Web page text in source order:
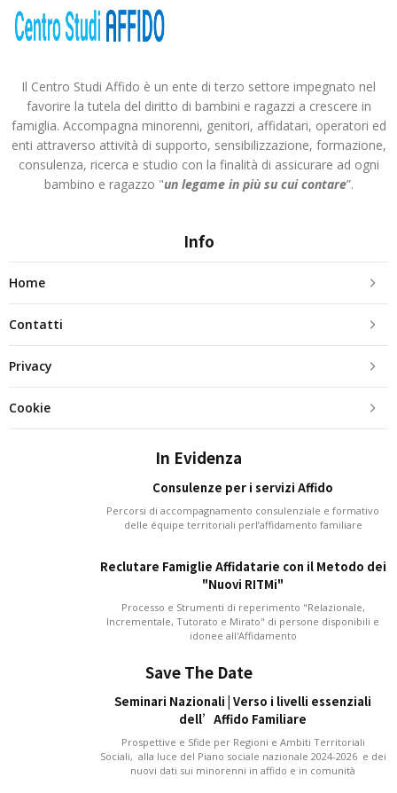
Il Centro Studi Affido è un ente di terzo settore impegnato nel
favorire la tutela del diritto di bambini e ragazzi a crescere in
famiglia. Accompagna minorenni, genitori, affidatari, operatori ed
enti attraverso attività di supporto, sensibilizzazione, formazione,
consulenza, ricerca e studio con la finalità di assicurare ad ogni
bambino e ragazzo "un legame in più su cui contare”.
Info
Home
Contatti
Privacy
Cookie
In Evidenza
Consulenze per i servizi Affido
Percorsi di accompagnamento consulenziale e formativo
delle équipe territoriali perl’affidamento familiare
Reclutare Famiglie Affidatarie con il Metodo dei
"Nuovi RITMi"
Processo e Strumenti di reperimento "Relazionale,
Incrementale, Tutorato e Mirato" di persone disponibili e
idonee all'Affidamento
Save The Date
Seminari Nazionali | Verso i livelli essenziali
dell’Affido Familiare
Prospettive e Sfide per Regioni e Ambiti Territoriali
Sociali, alla luce del Piano sociale nazionale 2024-2026 e dei
nuovi dati sui minorenni in affido e in comunità